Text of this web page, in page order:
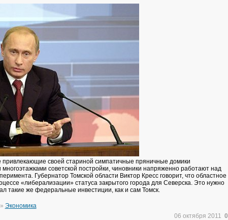
привлекающие своей стариной симпатичные пряничные домики
советской постройки, чиновники напряженно работают над
Губернатор Томской области Виктор Кресс говорит, что областное
«либерализации» статуса закрытого города для Северска. Это нужно
такие же федеральные инвестиции, как и сам Томск.
Экономика
06 октября 2011 0